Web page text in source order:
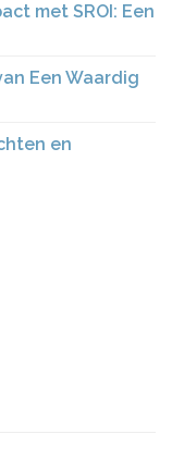
met SROI: Een
Een Waardig
en